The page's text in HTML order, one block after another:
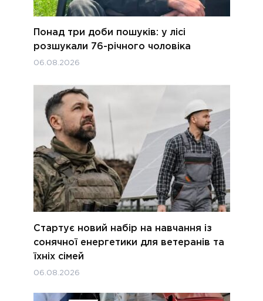
Понад три доби пошуків: у лісі
розшукали 76-річного чоловіка
06.08.2026
Стартує новий набір на навчання із
сонячної енергетики для ветеранів та
їхніх сімей
06.08.2026